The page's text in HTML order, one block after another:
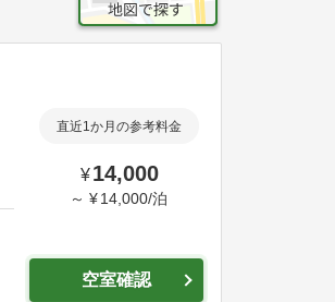
直近1か月の参考料金
¥ 14,000
～ ¥ 14,000/泊
空室確認